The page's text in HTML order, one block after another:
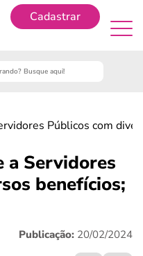
Cadastrar
Públicos com
a Servidores
benefícios;
Publicação: 20/02/2024